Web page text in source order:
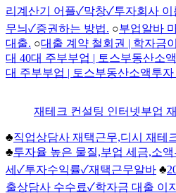
리계산기 어플✓막창✓투자회사 이
무늬✓증권하는 방법. ○부업알바
대출. ○대출 계약 철회권 | 학자금
대 40대 주부부업 | 토스부동산소
대 주부부업 | 토스부동산소액투자
재테크 컨설팅 인터넷부업
♣직업상담사 재택근무,디시 재테
♣투자율 높은 물질,부업 세금,소액
세✓투자수익률✓재택근무알바 ♣
출상담사 수수료✓학자금 대출 이